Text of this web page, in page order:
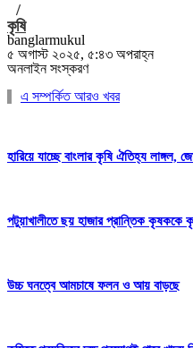
/
কৃষি
banglarmukul
৫ অগাস্ট ২০২৫, ৫:৪৩ অপরাহ্ন
অনলাইন সংস্করণ
এ সম্পর্কিত আরও খবর
হারিয়ে যাচ্ছে বাংলার কৃষি ঐতিহ্য লাঙ্গল,
পটুয়াখালীতে ছয় হাজার প্রান্তিক কৃষককে
উচ্চ ঘনত্বে আমচাষে ফলন ও আয় বাড়ছে